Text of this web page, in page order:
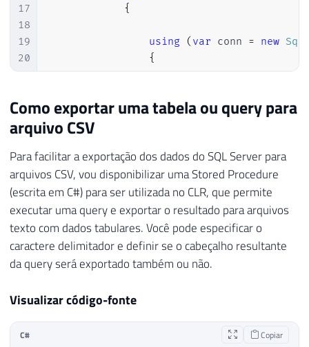
17
18
19
20
21
23
24
25
26
27
28
29
30
33
35
36
37
{
using ( var conn = new
{
                        cmd
.CommandText
                        NomeServidor
}
var partes =
partes
Como exportar uma tabela ou query para
arquivo CSV
Para facilitar a exportação dos dados do SQL Server para
arquivos CSV, vou disponibilizar uma Stored Procedure
(escrita em C#) para ser utilizada no CLR, que permite
executar uma query e exportar o resultado para arquivos
texto com dados tabulares. Você pode especificar o
caractere delimitador e definir se o cabeçalho resultante
da query será exportado também ou não.
Visualizar código-fonte
C# Copiar